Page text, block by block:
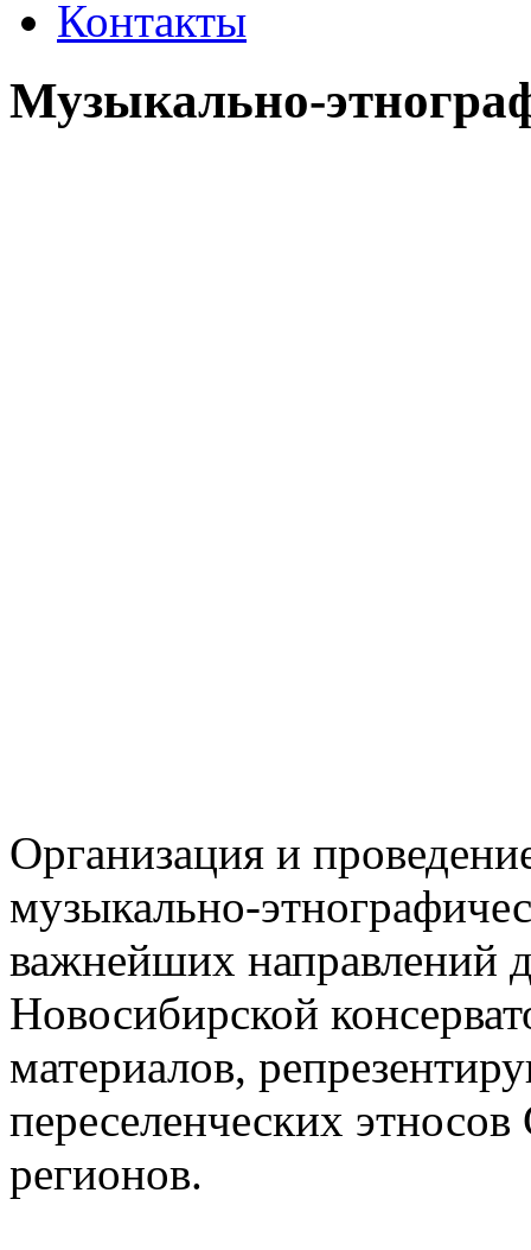
Контакты
Музыкально-
Организация и
музыкально-
важнейших направлений
Новосибирской
материалов,
переселенческих
регионов.